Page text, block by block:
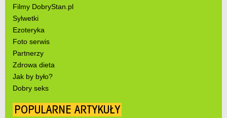
Filmy DobryStan.pl
Sylwetki
Ezoteryka
Foto serwis
Partnerzy
Zdrowa dieta
Jak by było?
Dobry seks
POPULARNE ARTYKUŁY